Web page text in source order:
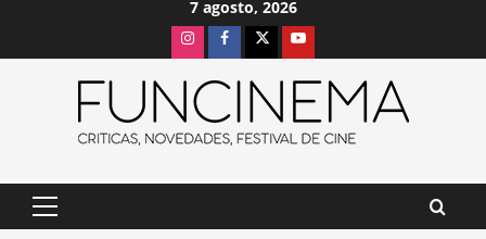
7 agosto, 2026
InstagramFacebook
X Youtube
Menú